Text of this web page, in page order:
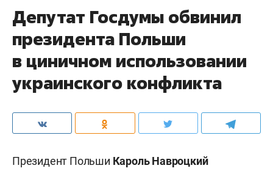
Депутат Госдумы обвинил
президента Польши
в циничном использовании
украинского конфликта
Президент Польши Кароль Навроцкий